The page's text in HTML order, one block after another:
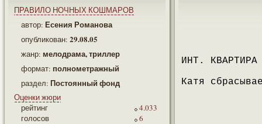
ПРАВИЛО НОЧНЫХ КОШМАРОВ
автор: Есения Романова
опубликован: 29.08.05
жанр: мелодрама, триллер
формат: полнометражный
раздел: Постоянный фонд
Оценки жюри
рейтинг
4.033
голосов
6
ИНТ. КВАРТИРА
Катя